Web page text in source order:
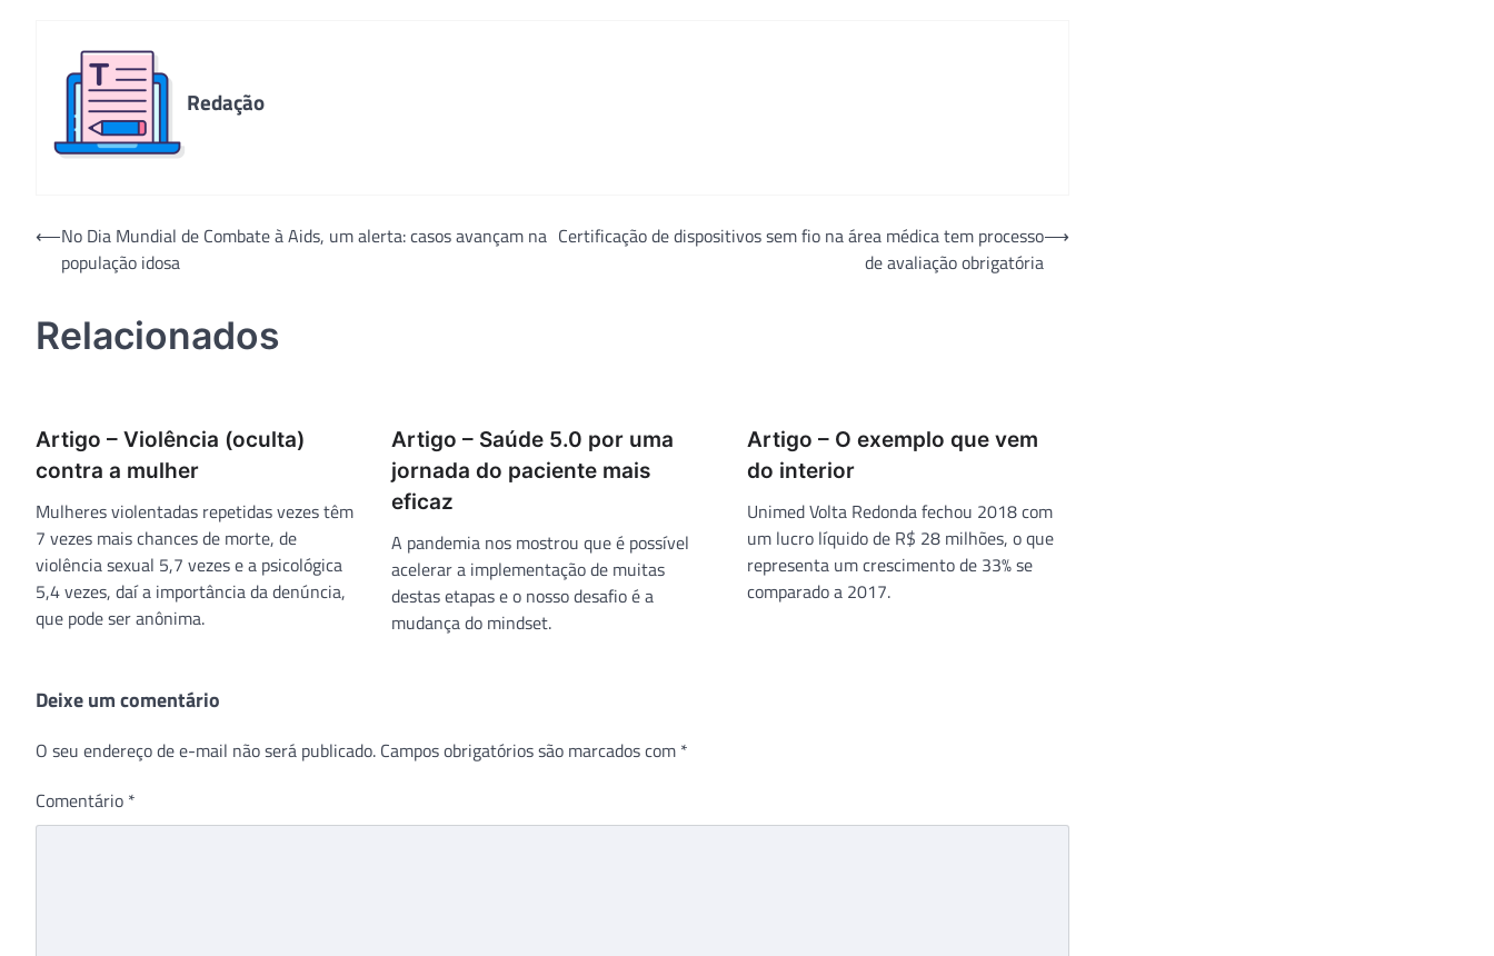
Redação
Navegação
⟵No Dia Mundial de Combate à Aids, um alerta: casos avançam na
população idosa
Certificação de dispositivos sem fio na área médica tem processo
de avaliação obrigatória
⟶
Relacionados
Artigo – Violência (oculta)
contra a mulher
Mulheres violentadas repetidas vezes têm
7 vezes mais chances de morte, de
violência sexual 5,7 vezes e a psicológica
5,4 vezes, daí a importância da denúncia,
que pode ser anônima.
Artigo – Saúde 5.0 por uma
jornada do paciente mais
eficaz
A pandemia nos mostrou que é possível
acelerar a implementação de muitas
destas etapas e o nosso desafio é a
mudança do mindset.
Artigo – O exemplo que vem
do interior
Unimed Volta Redonda fechou 2018 com
um lucro líquido de R$ 28 milhões, o que
representa um crescimento de 33% se
comparado a 2017.
Deixe um comentário
O seu endereço de e-mail não será publicado. Campos obrigatórios são marcados com *
Comentário *